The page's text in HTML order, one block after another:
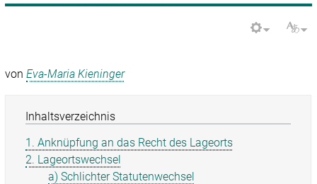
vonEva-Maria Kieninger
Inhaltsverzeichnis
1. Anknüpfung an das Recht des Lageorts
2. Lageortswechsel
a) Schlichter Statutenwechsel